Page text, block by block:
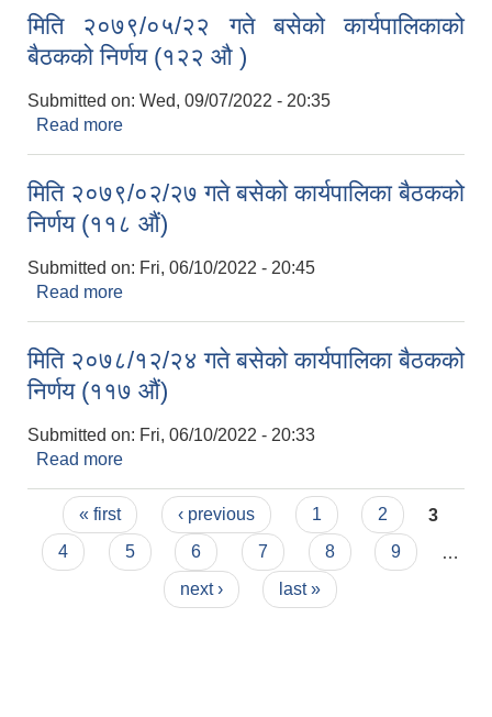
मिति २०७९/०५/२२ गते बसेको कार्यपालिकाको
बैठकको निर्णय (१२२ औ )
Submitted on: Wed, 09/07/2022 - 20:35
Read more
मिति २०७९/०२/२७ गते बसेको कार्यपालिका बैठकको
निर्णय (११८ औं)
Submitted on: Fri, 06/10/2022 - 20:45
Read more
मिति २०७८/१२/२४ गते बसेको कार्यपालिका बैठकको
निर्णय (११७ औं)
Submitted on: Fri, 06/10/2022 - 20:33
Read more
Pages
« first ‹ previous 1 2
3
4
5 6 7 8 9
next ›
last »